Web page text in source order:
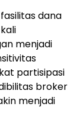
dana
menjadi
partisipasi
broker
menjadi